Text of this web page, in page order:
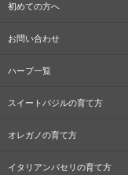
初めての方へ
お問い合わせ
ハーブ一覧
スイートバジルの育て方
オレガノの育て方
イタリアンパセリの育て方